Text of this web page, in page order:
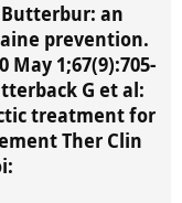
Butterbur: an
prevention.
May 1;67(9):705-
G et al:
treatment for
Ther Clin